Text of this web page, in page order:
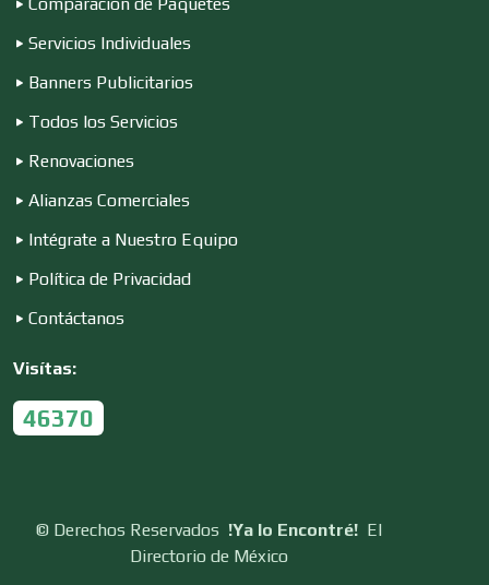
Contadores
Control de Plagas
Conversiones Automotrices
Copiadoras
Cortinas, Persianas y Alfombras
Servicios Individuales
Banners Publicitarios
Todos los Servicios
Renovaciones
Alianzas Comerciales
Intégrate a Nuestro Equipo
Política de Privacidad
Contáctanos
Visítas:
46370
© Derechos Reservados !Ya lo Encontré! El
Directorio de México